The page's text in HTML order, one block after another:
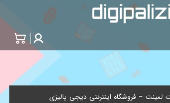
لمینت – فروشگاه اینترنتی دیجی پالیزی